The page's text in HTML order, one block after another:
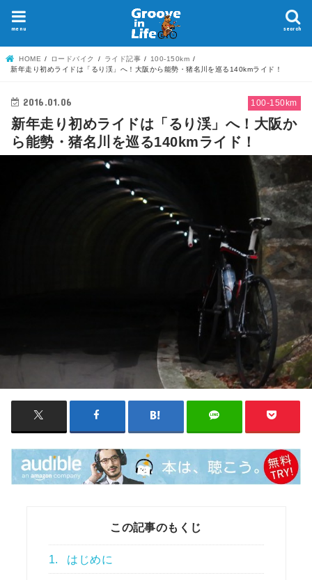
search
menu
HOME ロードバイク ライド記事
100-150km
新年走り初めライドは「るり渓」へ！大阪から能勢・猪名川を巡る140kmライド！
100-150km
2016.01.06
新年走り初めライドは「るり渓」へ！大阪か
ら能勢・猪名川を巡る140kmライド！
この記事のもくじ
1. はじめに